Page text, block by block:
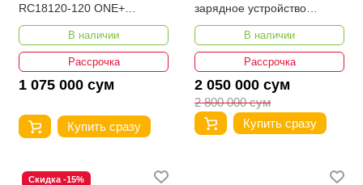
RC18120-120 ONE+
5133003368
В наличии
Рассрочка
1 075 000 сум
Купить сразу
зарядное устройство
MILWAUKEE M12 NRG-402
4933459211В наличии
Рассрочка
2 050 000 сум
2 800 000 сум
Купить сразу
Скидка -15%